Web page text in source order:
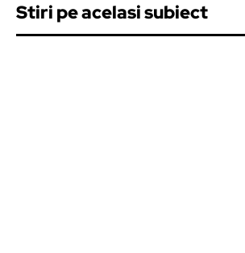
Stiri pe acelasi subiect